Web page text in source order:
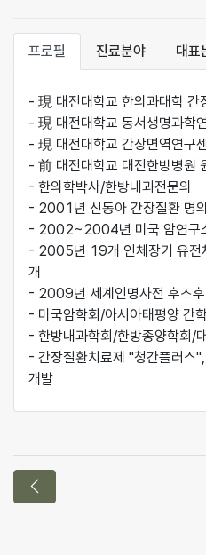
프로필 진료분야 대표
- 現 대전대학교 한의과대학 간
- 現 대전대학교 동서생명과학
- 現 대전대학교 간장면역연구
- 前 대전대학교 대전한방병원
- 한의학박사/한방내과전문의
- 2001년 신동아 간장질환 명
- 2002~2004년 미국 암연구
- 2005년 19개 인체장기 유전
개
- 2009년 세계인명사전 후즈후
- 미국암학회/아시아태평양 간
- 한방내과학회/한방종양학회/
- 간장질환치료제 "청간플러스
개발